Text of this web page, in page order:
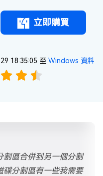
立即購買
18:35:05 至 Windows 資料
割區合併到另一個分割
碟分割區有一些我需要